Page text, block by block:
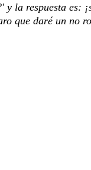
y la respuesta es:
que daré un no